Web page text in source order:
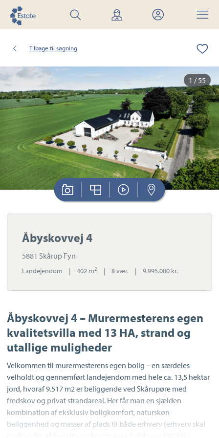
Søg
bolig
Find
mægler
Mit
Estate
Menu
Tilbage til søgning
1 / 55
Åbyskovvej 4
5881 Skårup Fyn
Landejendom | 402 m2 | 8 vær. | 9.995.000 kr.
Åbyskovvej 4 – Murermesterens egen
kvalitetsvilla med 13 HA, strand og
utallige muligheder
Velkommen til murermesterens egen bolig – en særdeles
velholdt og gennemført landejendom med hele ca. 13,5 hektar
jord, hvoraf 9.517 m2 er beliggende ved Skårupøre med
fredskov og privat strandareal. Her får man en sjælden
kombination af eksklusiv boligkomfort, naturskøn
beliggenhed og masser af plads til både erhverv (erhverv skal